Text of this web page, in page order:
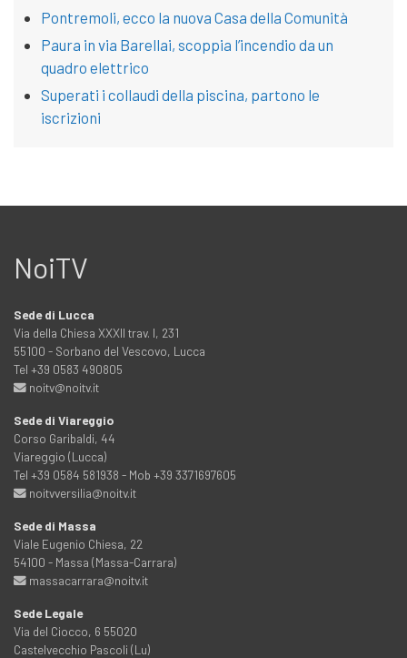
Pontremoli, ecco la nuova Casa della Comunità
Paura in via Barellai, scoppia l’incendio da un
quadro elettrico
Superati i collaudi della piscina, partono le
iscrizioni
NoiTV
Sede di Lucca
Via della Chiesa XXXII trav. I, 231
55100 - Sorbano del Vescovo, Lucca
Tel +39 0583 490805
noitv@noitv.it
Sede di Viareggio
Corso Garibaldi, 44
Viareggio (Lucca)
Tel +39 0584 581938 - Mob +39 3371697605
noitvversilia@noitv.it
Sede di Massa
Viale Eugenio Chiesa, 22
54100 - Massa (Massa-Carrara)
massacarrara@noitv.it
Sede Legale
Via del Ciocco, 6 55020
Castelvecchio Pascoli (Lu)